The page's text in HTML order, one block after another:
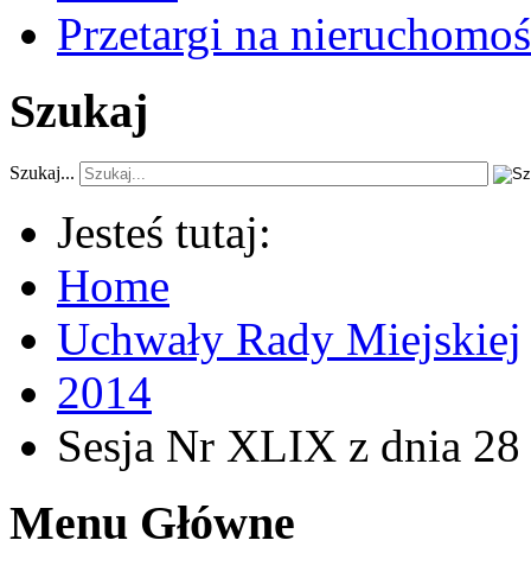
Przetargi na
Szukaj
Szukaj...
Jesteś tutaj:
Home
Uchwały Rady Miejskiej
2014
Sesja Nr XLIX z dnia
Menu Główne